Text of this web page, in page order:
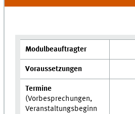
Modulbeauftragter
Voraussetzungen
Termine
(Vorbesprechungen,
Veranstaltungsbeginn